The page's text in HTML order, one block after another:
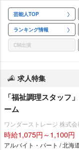
芸能人TOP
ランキング情報
CM出演
求人特集
「福祉調理スタッフ
ーム
ワンダーストレージ 株式
時給1,075円～1,100円
アルバイト・パート / 北海